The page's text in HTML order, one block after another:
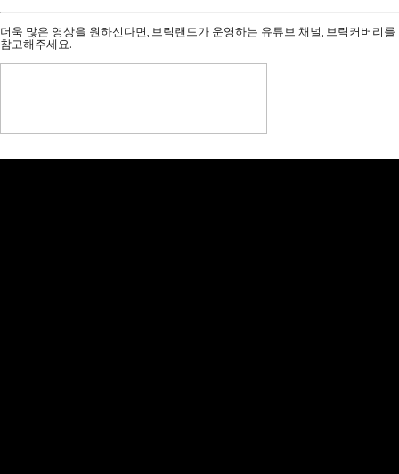
더욱 많은 영상을 원하신다면, 브릭랜드가 운영하는 유튜브 채널, 브릭커버리를
참고해주세요.